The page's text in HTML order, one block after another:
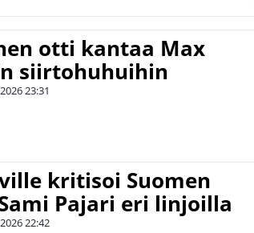
otti kantaa Max
siirtohuhuihin
23:31
kritisoi Suomen
Pajari eri linjoilla
22:42